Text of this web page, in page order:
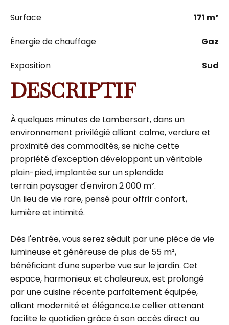
Surface 171 m²
Énergie de chauffage Gaz
Exposition Sud
DESCRIPTIF
À quelques minutes de Lambersart, dans un
environnement privilégié alliant calme, verdure et
proximité des commodités, se niche cette
propriété d'exception développant un véritable
plain-pied, implantée sur un splendide
terrain paysager d'environ 2 000 m².
Un lieu de vie rare, pensé pour offrir confort,
lumière et intimité.
Dès l'entrée, vous serez séduit par une pièce de vie
lumineuse et généreuse de plus de 55 m²,
bénéficiant d'une superbe vue sur le jardin. Cet
espace, harmonieux et chaleureux, est prolongé
par une cuisine récente parfaitement équipée,
alliant modernité et élégance.Le cellier attenant
facilite le quotidien grâce à son accès direct au